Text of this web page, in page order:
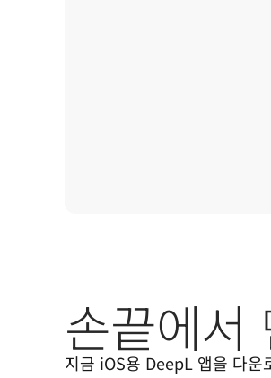
손끝에서
지금 iOS용 DeepL 앱을 다운